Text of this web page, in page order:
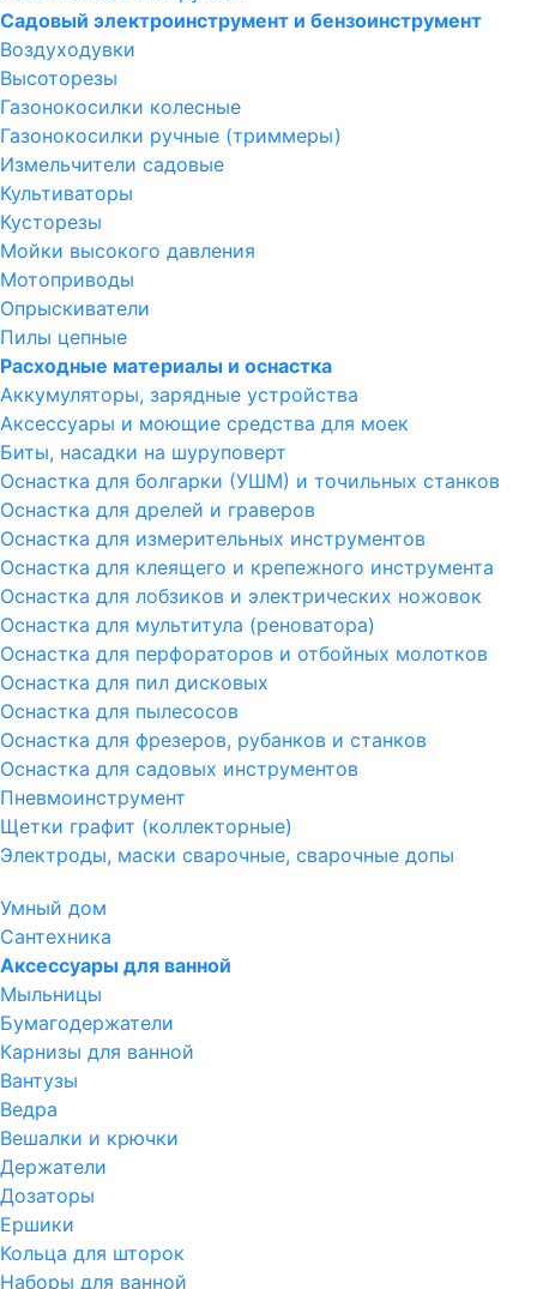
Садовый электроинструмент и бензоинструмент
Воздуходувки
Высоторезы
Газонокосилки колесные
Газонокосилки ручные (триммеры)
Измельчители садовые
Культиваторы
Кусторезы
Мойки высокого давления
Мотоприводы
Опрыскиватели
Пилы цепные
Расходные материалы и оснастка
Аккумуляторы, зарядные устройства
Аксессуары и моющие средства для моек
Биты, насадки на шуруповерт
Оснастка для болгарки (УШМ) и точильных станков
Оснастка для дрелей и граверов
Оснастка для измерительных инструментов
Оснастка для клеящего и крепежного инструмента
Оснастка для лобзиков и электрических ножовок
Оснастка для мультитула (реноватора)
Оснастка для перфораторов и отбойных молотков
Оснастка для пил дисковых
Оснастка для пылесосов
Оснастка для фрезеров, рубанков и станков
Оснастка для садовых инструментов
Пневмоинструмент
Щетки графит (коллекторные)
Электроды, маски сварочные, сварочные допы
Умный дом
Сантехника
Аксессуары для ванной
Мыльницы
Бумагодержатели
Карнизы для ванной
Вантузы
Ведра
Вешалки и крючки
Держатели
Дозаторы
Ершики
Кольца для шторок
Наборы для ванной